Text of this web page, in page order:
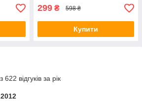
299 ₴ 598 ₴
Купити
відгуків за рік